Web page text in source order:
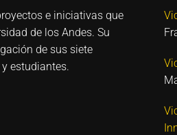
e iniciativas que
de los Andes. Su
de sus siete
estudiantes.